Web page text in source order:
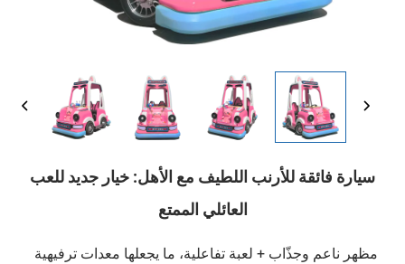
سيارة فائقة للأرنب اللطيف مع الأهل: خيار جديد للعب
العائلي الممتع
مظهر ناعم وجذّاب + لعبة تفاعلية، ما يجعلها معدات ترفيهية